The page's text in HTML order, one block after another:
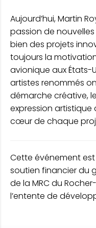
Aujourd’hui, Martin
passion de
bien des projets
toujours la
avionique aux États-
artistes renommés
démarche créative,
expression
cœur de chaque
Cette événement
soutien financier du
de la MRC du
l’entente de